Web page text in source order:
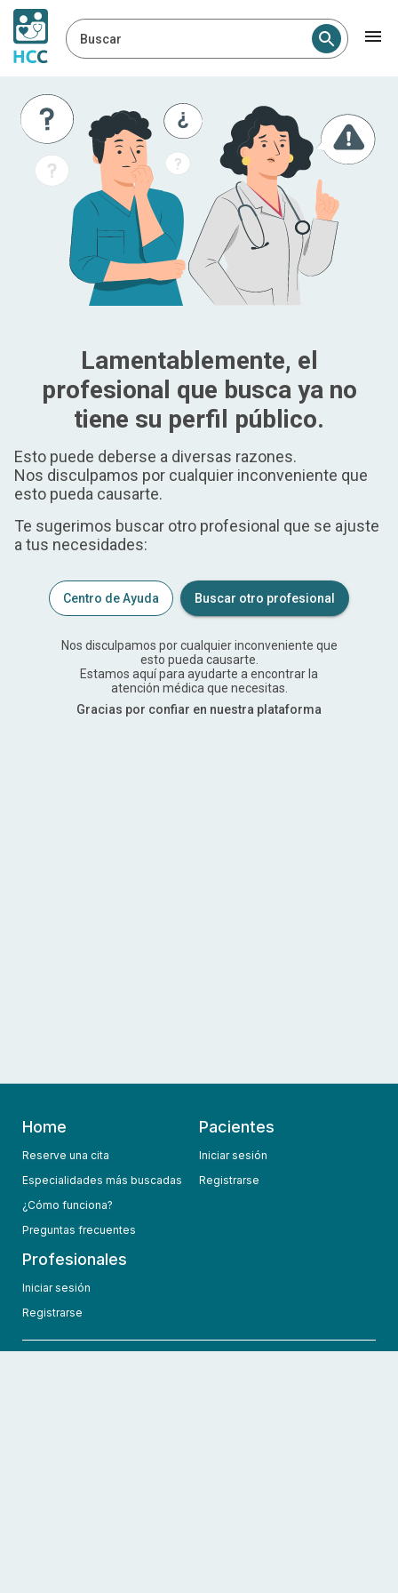
Buscar
Lamentablemente, el
profesional que busca ya no
tiene su perfil público.
Esto puede deberse a diversas razones.
Nos disculpamos por cualquier inconveniente que
esto pueda causarte.
Te sugerimos buscar otro profesional que se ajuste
a tus necesidades:
Centro de Ayuda Buscar otro profesional
Nos disculpamos por cualquier inconveniente que
esto pueda causarte.
Estamos aquí para ayudarte a encontrar la
atención médica que necesitas.
Gracias por confiar en nuestra plataforma
Home
Reserve una cita
Especialidades más buscadas
¿Cómo funciona?
Preguntas frecuentes
Pacientes
Iniciar sesión
Registrarse
Profesionales
Iniciar sesión
Registrarse